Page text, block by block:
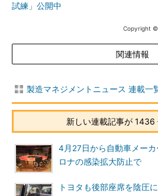
試練」公開中
Copyright ©
関連情報
製造マネジメントニュース 連載一
新しい連載記事が 1436
4月27日から自動車メー
ロナの感染拡大防止で
トヨタも後部座席を陰圧